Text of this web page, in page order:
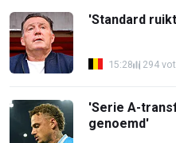
'Standard
15:28 294
'Serie A-
genoemd'